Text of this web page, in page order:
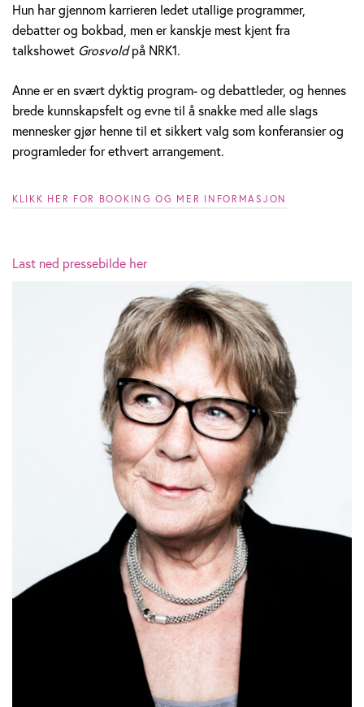
Hun har gjennom karrieren ledet utallige programmer,
debatter og bokbad, men er kanskje mest kjent fra
talkshowet Grosvoldpå NRK1.
Anne er en svært dyktig program- og debattleder, og hennes
brede kunnskapsfelt og evne til å snakke med alle slags
mennesker gjør henne til et sikkert valg som konferansier og
programleder for ethvert arrangement.
KLIKK HER FOR BOOKING OG MER INFORMASJON
Last ned pressebilde her